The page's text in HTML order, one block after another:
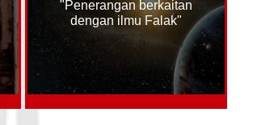
"Penerangan berkaitan
dengan ilmu Falak"